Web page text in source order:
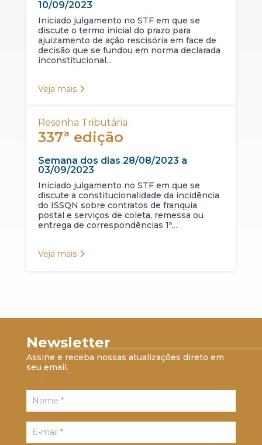
10/09/2023
Iniciado julgamento no STF em que se
discute o termo inicial do prazo para
ajuizamento de ação rescisória em face de
decisão que se fundou em norma declarada
inconstitucional...
Veja mais
Resenha Tributária
337ª edição
Semana dos dias 28/08/2023 a
03/09/2023
Iniciado julgamento no STF em que se
discute a constitucionalidade da incidência
do ISSQN sobre contratos de franquia
postal e serviços de coleta, remessa ou
entrega de correspondências 1º...
Veja mais
Newsletter
Assine e receba nossas atualizações direto em
seu email.